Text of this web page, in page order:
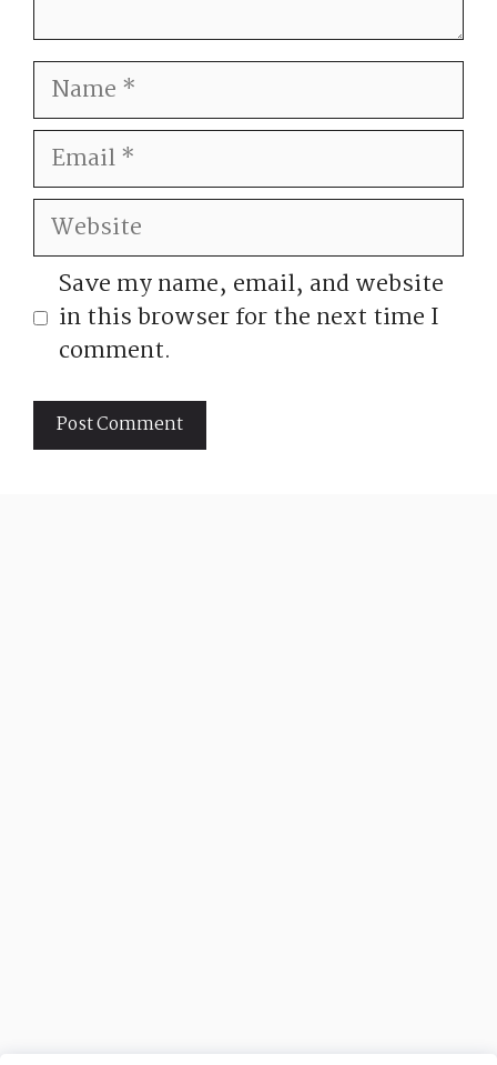
Name
Email
Website
Save my name, email, and website
in this browser for the next time I
comment.